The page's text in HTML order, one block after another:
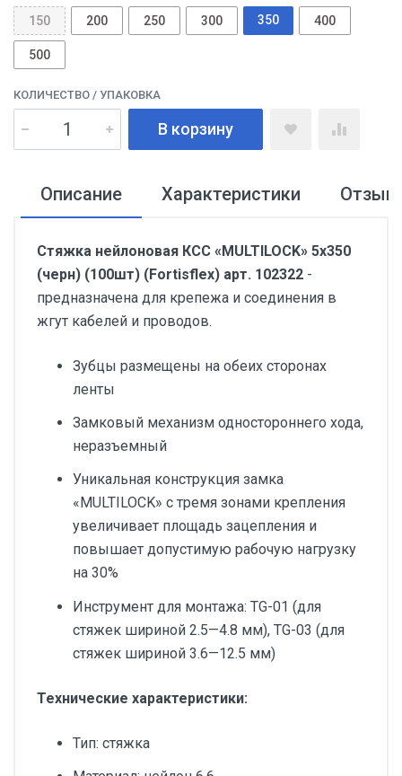
150 200 250 300 350 400
500
КОЛИЧЕСТВО / УПАКОВКА
В корзину
Описание Характеристики
Стяжка нейлоновая КСС «MULTILOCK» 5х350
(черн) (100шт) (Fortisflex) арт. 102322 -
предназначена для крепежа и соединения в
жгут кабелей и проводов.
Зубцы размещены на обеих сторонах
ленты
Замковый механизм одностороннего хода,
неразъемный
Уникальная конструкция замка
«MULTILOCK» с тремя зонами крепления
увеличивает площадь зацепления и
повышает допустимую рабочую нагрузку
на 30%
Инструмент для монтажа: TG-01 (для
стяжек шириной 2.5—4.8 мм), TG-03 (для
стяжек шириной 3.6—12.5 мм)
Технические характеристики:
Тип: стяжка